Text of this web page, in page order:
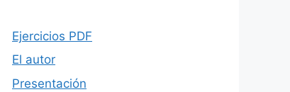
Ejercicios PDF
El autor
Presentación